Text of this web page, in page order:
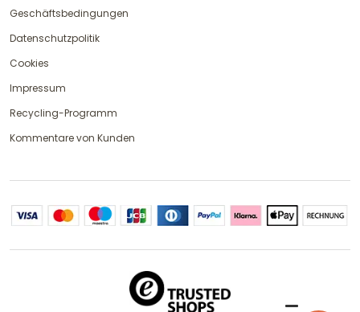
Geschäftsbedingungen
Datenschutzpolitik
Cookies
Impressum
Recycling-Programm
Kommentare von Kunden